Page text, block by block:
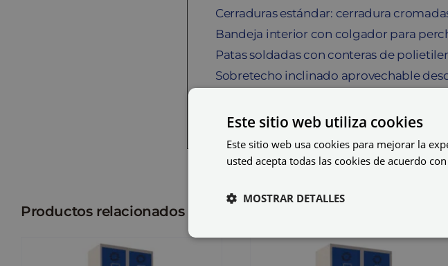
Cerraduras estándar: cerradura
Bandeja interior con colgador para
Patas soldadas con conteras de
Sobretecho inclinado aprovechable
Dimensiones: 2.200 mm de alto
Productos relacionados
Este sitio web utiliza cookies
Este sitio web usa cookies para mejorar la
usted acepta todas las cookies de acuerdo
MOSTRAR DETALLES